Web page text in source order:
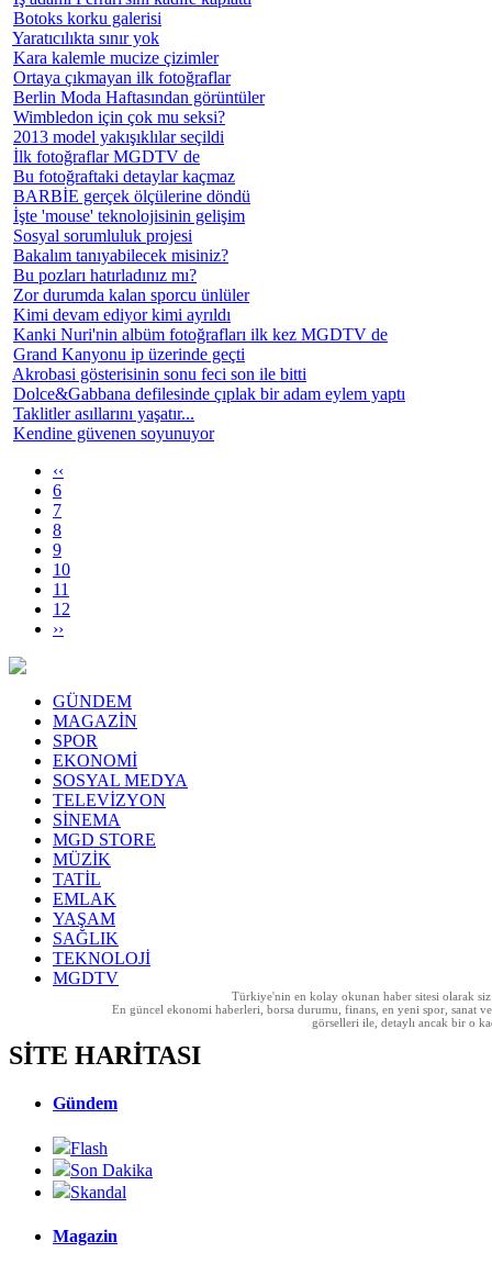
Botoks korku galerisi
Yaratıcılıkta sınır yok
Kara kalemle mucize çizimler
Ortaya çıkmayan ilk fotoğraflar
Berlin Moda Haftasından görüntüler
Wimbledon için çok mu seksi?
2013 model yakışıklılar seçildi
İlk fotoğraflar MGDTV de
Bu fotoğraftaki detaylar kaçmaz
BARBİE gerçek ölçülerine döndü
İşte 'mouse' teknolojisinin gelişim
Sosyal sorumluluk projesi
Bakalım tanıyabilecek misiniz?
Bu pozları hatırladınız mı?
Zor durumda kalan sporcu ünlüler
Kimi devam ediyor kimi ayrıldı
Kanki Nuri'nin albüm fotoğrafları ilk kez MGDTV de
Grand Kanyonu ip üzerinde geçti
Akrobasi gösterisinin sonu feci son ile bitti
Dolce&Gabbana defilesinde çıplak bir adam eylem yaptı
Taklitler asıllarını yaşatır...
Kendine güvenen soyunuyor
‹‹
6
7
8
9
10
11
12
››
GÜNDEM
MAGAZİN
SPOR
EKONOMİ
SOSYAL MEDYA
TELEVİZYON
SİNEMA
MGD STORE
MÜZİK
TATİL
EMLAK
YAŞAM
SAĞLIK
TEKNOLOJİ
MGDTV
Türkiye'nin en kolay okunan haber sitesi olarak siz
En güncel ekonomi haberleri, borsa durumu, finans, en yeni spor, sanat
görselleri ile, detaylı ancak bir o
SİTE HARİTASI
Gündem
Flash
Son Dakika
Skandal
Magazin